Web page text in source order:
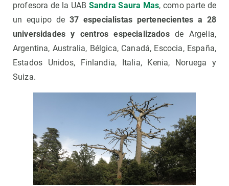
profesora de la UAB Sandra Saura Mas, como parte de
un equipo de 37 especialistas pertenecientes a 28
universidades y centros especializadosde Argelia,
Argentina, Australia, Bélgica, Canadá, Escocia, España,
Estados Unidos, Finlandia, Italia, Kenia, Noruega y
Suiza.